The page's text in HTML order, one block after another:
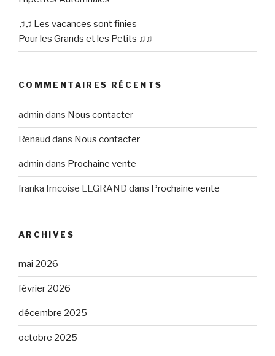
♫♫ Les vacances sont finies
Pour les Grands et les Petits ♫♫
COMMENTAIRES RÉCENTS
admin dans Nous contacter
Renaud dans Nous contacter
admin dans Prochaine vente
franka frncoise LEGRAND dans Prochaine vente
ARCHIVES
mai 2026
février 2026
décembre 2025
octobre 2025